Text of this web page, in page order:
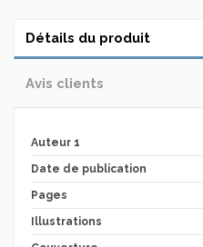
Détails du produit
Avis clients
Auteur 1
Date de publication
Pages
Illustrations